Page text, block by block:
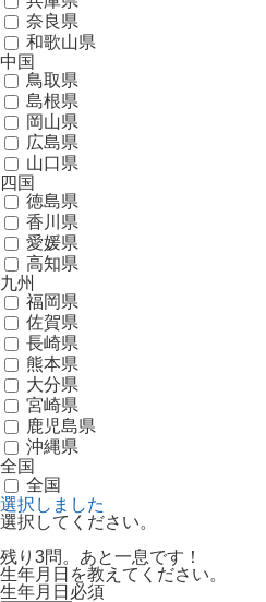
奈良県
和歌山県
中国
鳥取県
島根県
岡山県
広島県
山口県
四国
徳島県
香川県
愛媛県
高知県
九州
福岡県
佐賀県
長崎県
熊本県
大分県
宮崎県
鹿児島県
沖縄県
全国
全国
選択しました
選択してください。
残り3問。あと一息です！
生年月日を教えてください。
生年月日 必須